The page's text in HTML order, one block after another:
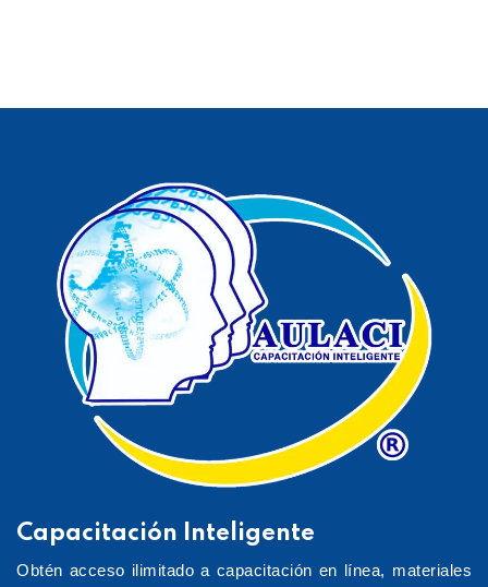
Capacitación Inteligente
Obtén acceso ilimitado a capacitación en línea, materiales